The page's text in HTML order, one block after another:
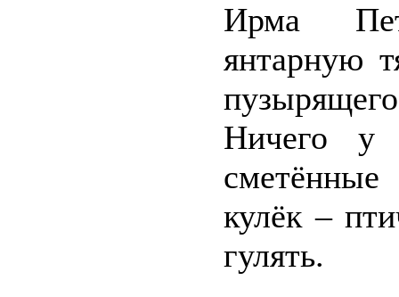
Ирма
янтарную
Ничего у
кулёк –
гулять.